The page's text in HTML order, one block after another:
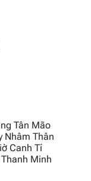
Tân Mão
Nhâm Thân
Canh Tí
Minh